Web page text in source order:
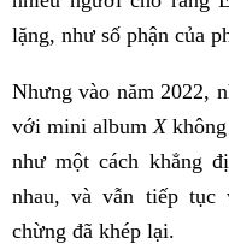
lặng, như số phận của
Nhưng vào năm 2022,
với mini album Xkhông
như một cách khẳng
nhau, và vẫn tiếp tục
chừng đã khép lại.